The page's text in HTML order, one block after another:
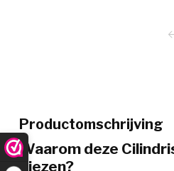
Productomschrijving
Waarom deze
kiezen?